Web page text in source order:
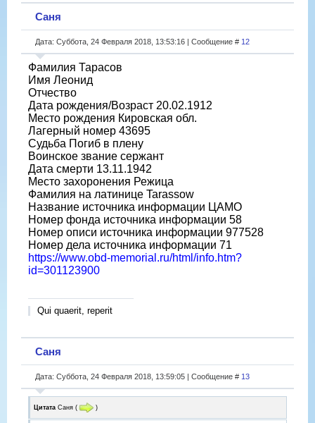
Саня
Дата: Суббота, 24 Февраля 2018, 13:53:16 | Сообщение # 12
Фамилия Тарасов
Имя Леонид
Отчество
Дата рождения/Возраст 20.02.1912
Место рождения Кировская обл.
Лагерный номер 43695
Судьба Погиб в плену
Воинское звание сержант
Дата смерти 13.11.1942
Место захоронения Режица
Фамилия на латинице Tarassow
Название источника информации ЦАМО
Номер фонда источника информации 58
Номер описи источника информации 977528
Номер дела источника информации 71
https://www.obd-memorial.ru/html/info.htm?
id=301123900
Qui quaerit, reperit
Саня
Дата: Суббота, 24 Февраля 2018, 13:59:05 | Сообщение # 13
Цитата Саня ( )